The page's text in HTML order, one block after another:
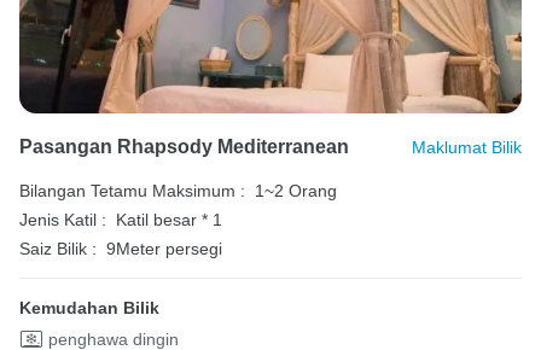
Pasangan Rhapsody Mediterranean Maklumat Bilik
Bilangan Tetamu Maksimum :
1~2 Orang
Jenis Katil :
Katil besar * 1
Saiz Bilik : 9Meter persegi
Kemudahan Bilik
penghawa dingin